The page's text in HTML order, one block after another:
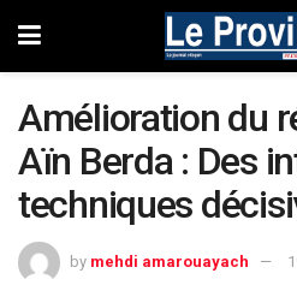
Amélioration du
Aïn Berda : Des
techniques
by mehdi amarouayach